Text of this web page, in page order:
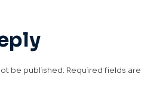
be published. Required fields are